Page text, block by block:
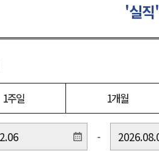
'실직'
1주일 1개월
-